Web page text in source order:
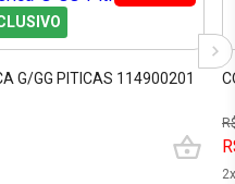
G/GG PITICAS 114900201
2